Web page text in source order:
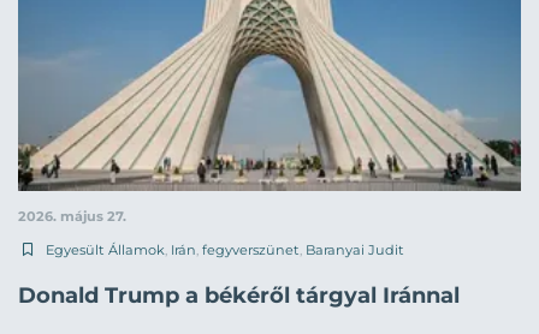
2026. május 27.
Egyesült Államok Irán fegyverszünet Baranyai Judit
Donald Trump a békéről tárgyal Iránnal